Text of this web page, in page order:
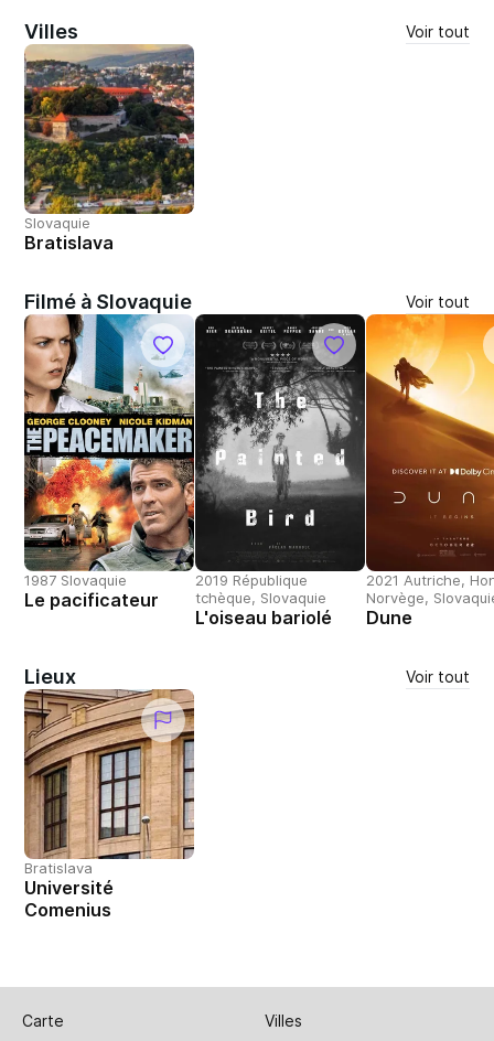
Villes Voir tout
Slovaquie
Bratislava
Filmé à Slovaquie Voir tout
1987 Slovaquie
Le pacificateur
2019 République
tchèque, Slovaquie
L'oiseau bariolé
2021 Autriche,
Norvège,
Dune
Lieux Voir tout
Bratislava
Université
Comenius
Carte Villes